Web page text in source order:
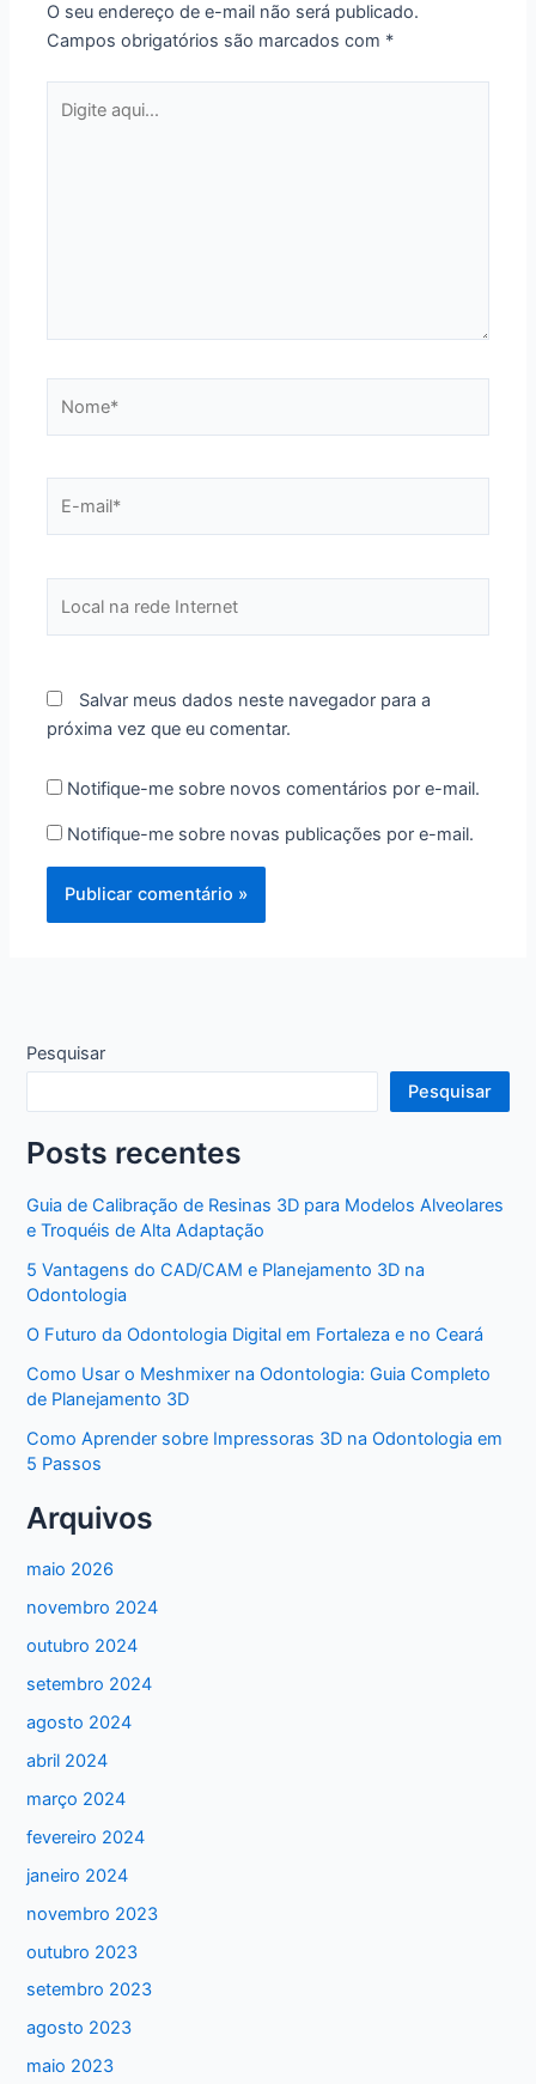
O seu endereço de e-mail não será publicado.
Campos obrigatórios são marcados com *
aqui...
mail*
na
Salvar meus dados neste navegador para a
próxima vez que eu comentar.
Notifique-me sobre novos comentários por e-mail.
Notifique-me sobre novas publicações por e-mail.
Pesquisar
Pesquisar
Posts recentes
Guia de Calibração de Resinas 3D para Modelos Alveolares
e Troquéis de Alta Adaptação
5 Vantagens do CAD/CAM e Planejamento 3D na
Odontologia
O Futuro da Odontologia Digital em Fortaleza e no Ceará
Como Usar o Meshmixer na Odontologia: Guia Completo
de Planejamento 3D
Como Aprender sobre Impressoras 3D na Odontologia em
5 Passos
Arquivos
maio 2026
novembro 2024
outubro 2024
setembro 2024
agosto 2024
abril 2024
março 2024
fevereiro 2024
janeiro 2024
novembro 2023
outubro 2023
setembro 2023
agosto 2023
maio 2023